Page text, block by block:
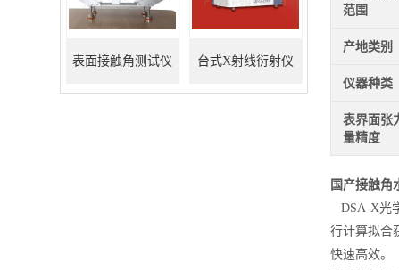
表面接触角测试仪 台式X射线衍射仪
范围
产地类别
仪器种类
表界面张
量精度
国产接触角
DSA-X光
行计算拟合
快速高效。